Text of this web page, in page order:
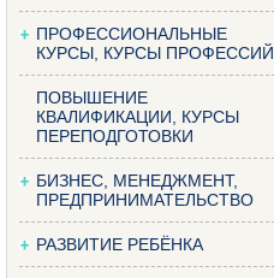
ПРОФЕССИОНАЛЬНЫЕ
КУРСЫ, КУРСЫ ПРОФЕССИЙ
ПОВЫШЕНИЕ
КВАЛИФИКАЦИИ, КУРСЫ
ПЕРЕПОДГОТОВКИ
БИЗНЕС, МЕНЕДЖМЕНТ,
ПРЕДПРИНИМАТЕЛЬСТВО
РАЗВИТИЕ РЕБЁНКА